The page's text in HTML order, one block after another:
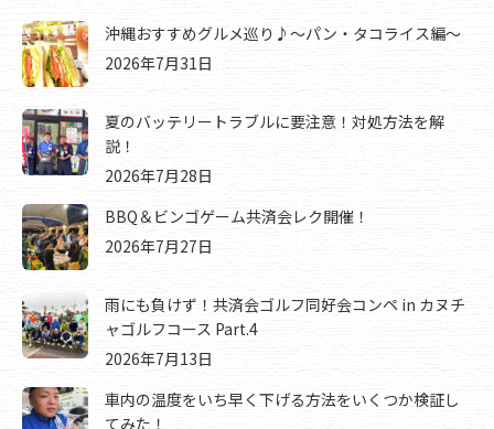
沖縄おすすめグルメ巡り♪～パン・タコライス編～
2026年7月31日
夏のバッテリートラブルに要注意！対処方法を解
説！
2026年7月28日
BBQ＆ビンゴゲーム共済会レク開催！
2026年7月27日
雨にも負けず！共済会ゴルフ同好会コンペ in カヌチ
ャゴルフコース Part.4
2026年7月13日
車内の温度をいち早く下げる方法をいくつか検証し
てみた！